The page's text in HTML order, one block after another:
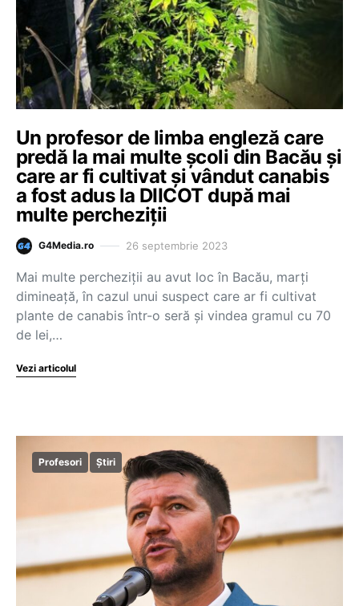
Un profesor de limba engleză care
predă la mai multe școli din Bacău și
care ar fi cultivat și vândut canabis
a fost adus la DIICOT după mai
multe percheziții
G4Media.ro 26 septembrie 2023
Mai multe percheziții au avut loc în Bacău, marți
dimineață, în cazul unui suspect care ar fi cultivat
plante de canabis într-o seră și vindea gramul cu 70
de lei,…
Vezi articolul
Profesori Știri